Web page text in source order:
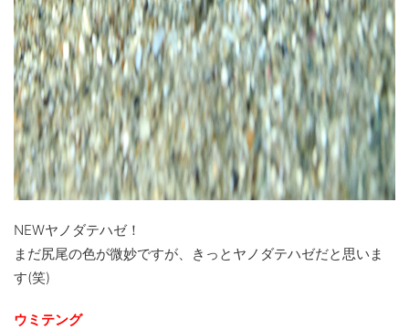
NEWヤノダテハゼ！
まだ尻尾の色が微妙ですが、きっとヤノダテハゼだと思いま
す(笑)
ウミテング